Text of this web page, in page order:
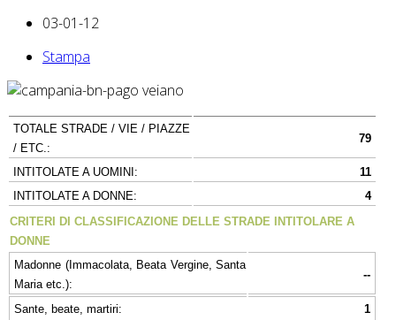
03-01-12
Stampa
TOTALE STRADE / VIE / PIAZZE
/ ETC.:
79
INTITOLATE A UOMINI:
11
INTITOLATE A DONNE:
4
CRITERI DI CLASSIFICAZIONE DELLE STRADE INTITOLARE A
DONNE
Madonne (Immacolata, Beata Vergine, Santa
Maria etc.):
--
Sante, beate, martiri:
1